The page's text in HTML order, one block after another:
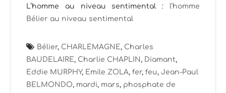
L’homme au niveau sentimental : l’homme
Bélier au niveau sentimental
Bélier, CHARLEMAGNE, Charles
BAUDELAIRE, Charlie CHAPLIN, Diamant,
Eddie MURPHY, Emile ZOLA,fer,feu,Jean-Paul
BELMONDO, mardi, mars, phosphate de